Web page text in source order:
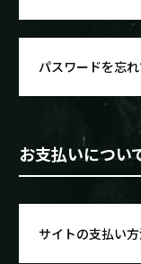
パスワードを忘れ
お支払いについ
サイトの支払い